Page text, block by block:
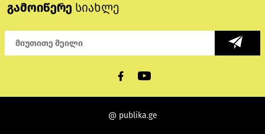
გამოიწერე სიახლე
@ publika.ge